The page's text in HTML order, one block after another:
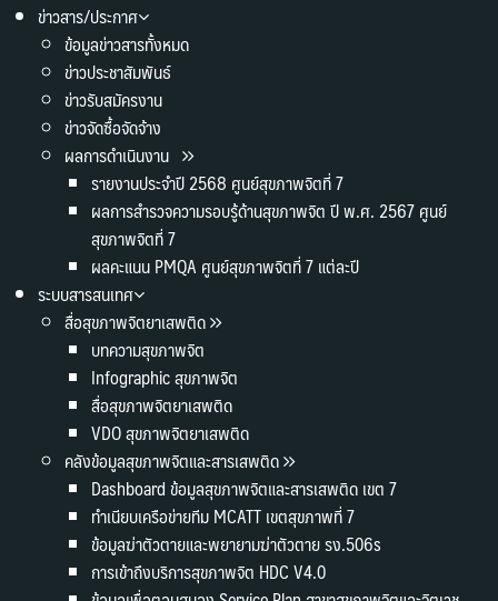
ข่าวสาร/ประกาศ
ข้อมูลข่าวสารทั้งหมด
ข่าวประชาสัมพันธ์
ข่าวรับสมัครงาน
ข่าวจัดซื้อจัดจ้าง
ผลการดำเนินงาน
รายงานประจำปี 2568 ศูนย์สุขภาพจิตที่ 7
ผลการสำรวจความรอบรู้ด้านสุขภาพจิต ปี พ.ศ. 2567 ศูนย์
สุขภาพจิตที่ 7
ผลคะแนน PMQA ศูนย์สุขภาพจิตที่ 7 แต่ละปี
ระบบสารสนเทศ
สื่อสุขภาพจิตยาเสพติด
บทความสุขภาพจิต
Infographic สุขภาพจิต
สื่อสุขภาพจิตยาเสพติด
VDO สุขภาพจิตยาเสพติด
คลังข้อมูลสุขภาพจิตและสารเสพติด
Dashboard ข้อมูลสุขภาพจิตและสารเสพติด เขต 7
ทำเนียบเครือข่ายทีม MCATT เขตสุขภาพที่ 7
ข้อมูลฆ่าตัวตายและพยายามฆ่าตัวตาย รง.506s
การเข้าถึงบริการสุขภาพจิต HDC V4.0